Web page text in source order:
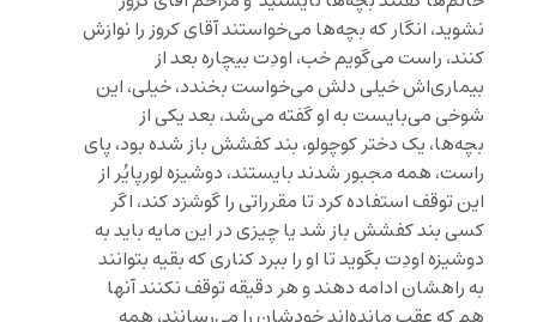
نشوید، انگار که بچه‌ها می‌خواستند آقای کروز را نوازش
کنند، راست می‌گویم خب، اودِت بیچاره بعد از
بیماری‌اش خیلی دلش می‌خواست بخندد، خیلی، این
شوخی می‌بایست به او گفته می‌شد، بعد یکی از
بچه‌ها، یک دختر کوچولو، بند کفشش باز شده بود، پای
راست، همه مجبور شدند بایستند، دوشیزه لورپایُر از
این توقف استفاده کرد تا مقرراتی را گوشزد کند، اگر
کسی بند کفشش باز شد یا چیزی در این مایه باید به
دوشیزه اودِت بگوید تا او را ببرد کناری که بقیه بتوانند
به راهشان ادامه دهند و هر دقیقه توقف نکنند آنها